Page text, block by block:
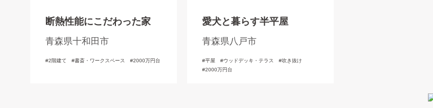
断熱性能にこだわった家
青森県十和田市
2階建て 書斎・ワークスペース 2000万円台
愛犬と暮らす半平屋
青森県八戸市
平屋 ウッドデッキ・テラス
吹き抜け
2000万円台